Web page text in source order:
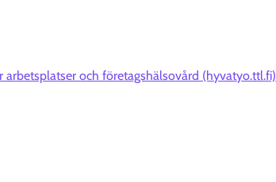
arbetsplatser och företagshälsovård (hyvatyo.ttl.fi)